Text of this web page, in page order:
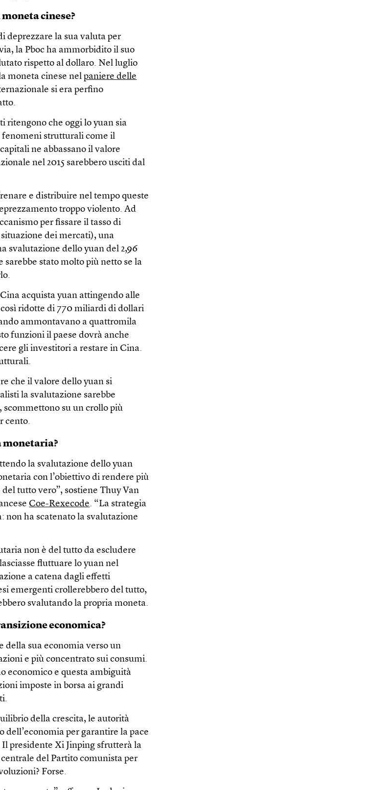
cinese?
deprezzare la sua valuta per
la Pboc ha ammorbidito il suo
rispetto al dollaro. Nel luglio
moneta cinese nelpaniere delle
si era perfino
ritengono che oggi lo yuan sia
fenomeni strutturali come il
ne abbassano il valore
nel 2015 sarebbero usciti dal
e distribuire nel tempo queste
troppo violento. Ad
per fissare il tasso di
dei mercati), una
svalutazione dello yuan del 2,96
stato molto più netto se la
acquista yuan attingendo alle
ridotte di 770 miliardi di dollari
ammontavano a quattromila
funzioni il paese dovrà anche
gli investitori a restare in Cina.
che il valore dello yuan si
la svalutazione sarebbe
su un crollo più
cento.
monetaria?
la svalutazione dello yuan
con l’obiettivo di rendere più
tutto vero”, sostiene Thuy Van
Coe-Rexecode. “La strategia
non ha scatenato la svalutazione
non è del tutto da escludere
fluttuare lo yuan nel
a catena dagli effetti
emergenti crollerebbero del tutto,
svalutando la propria moneta.
economica?
della sua economia verso un
e più concentrato sui consumi.
economico e questa ambiguità
imposte in borsa ai grandi
della crescita, le autorità
dell’economia per garantire la pace
presidente Xi Jinping sfrutterà la
del Partito comunista per
Forse.